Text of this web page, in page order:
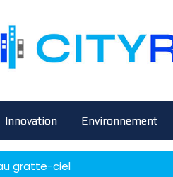
Innovation Environnement
gratte-ciel